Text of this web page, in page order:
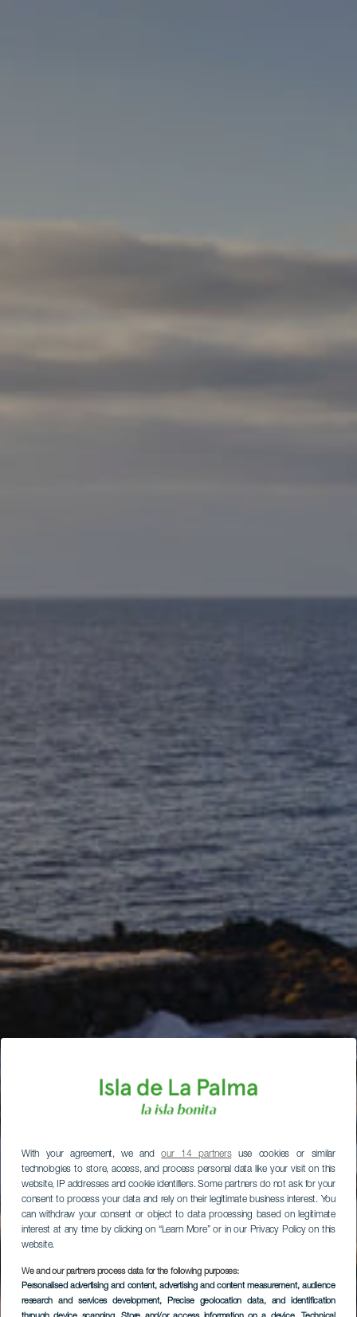
With your agreement, we andour 14 partnersuse cookies or similar
technologies to store, access, and process personal data like your visit on this
website, IP addresses and cookie identifiers. Some partners do not ask for your
consent to process your data and rely on their legitimate business interest. You
can withdraw your consent or object to data processing based on legitimate
interest at any time by clicking on “Learn More” or in our Privacy Policy on this
website.
We and our partners process data for the following purposes:
Personalised advertising and content, advertising and content measurement, audience
research and services development, Precise geolocation data, and identification